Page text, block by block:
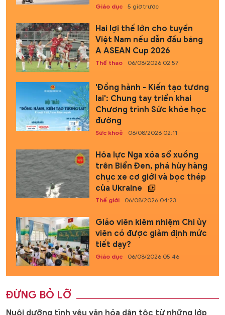
Giáo dục 5 giờ trước
Hai lợi thế lớn cho tuyển
Việt Nam nếu dẫn đầu bảng
A ASEAN Cup 2026
Thể thao 06/08/2026 02:57
'Đồng hành - Kiến tạo tương
lai': Chung tay triển khai
Chương trình Sức khỏe học
đường
Sức khoẻ 06/08/2026 02:11
Hỏa lực Nga xóa sổ xuồng
trên Biển Đen, phá hủy hàng
chục xe cơ giới và bọc thép
của Ukraine
Thế giới 06/08/2026 04:23
Giáo viên kiêm nhiệm Chi ủy
viên có được giảm định mức
tiết dạy?
Giáo dục 06/08/2026 05:46
ĐỪNG BỎ LỠ